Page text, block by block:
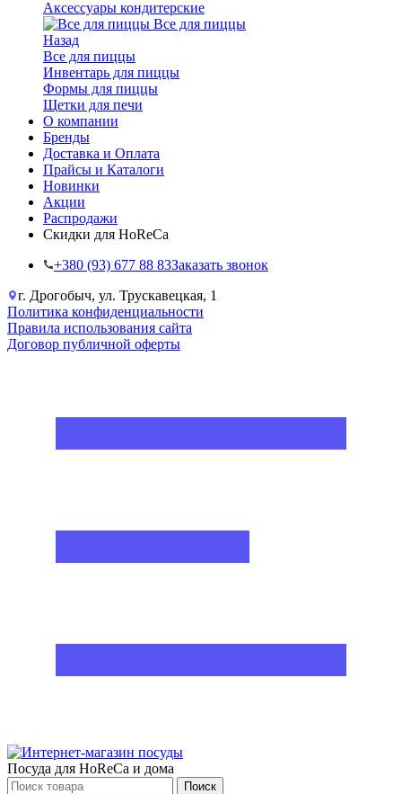
Аксессуары кондитерские
Все для пиццы
Назад
Все для пиццы
Инвентарь для пиццы
Формы для пиццы
Щетки для печи
О компании
Бренды
Доставка и Оплата
Прайсы и Каталоги
Новинки
Акции
Распродажи
Скидки для HoReCa
+38‎0 (93) 677 88 83Заказать звонок
г. Дрогобыч, ул. Трускавецкая, 1
Политика конфиденциальности
Правила использования сайта
Договор публичной оферты
Посуда для HoReCa и дома
Поиск